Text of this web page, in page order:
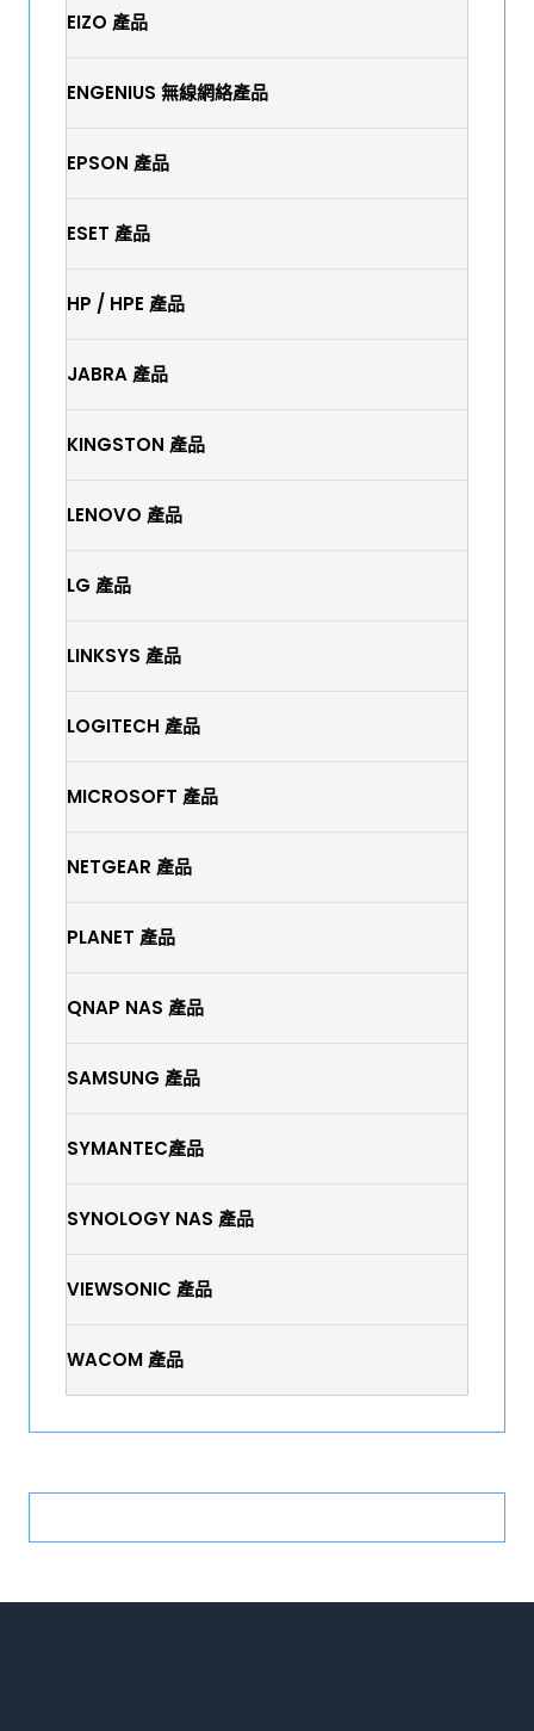
EIZO 產品
ENGENIUS 無線網絡產品
EPSON 產品
ESET 產品
HP / HPE 產品
JABRA 產品
KINGSTON 產品
LENOVO 產品
LG 產品
LINKSYS 產品
LOGITECH 產品
MICROSOFT 產品
NETGEAR 產品
PLANET 產品
QNAP NAS 產品
SAMSUNG 產品
SYMANTEC產品
SYNOLOGY NAS 產品
VIEWSONIC 產品
WACOM 產品